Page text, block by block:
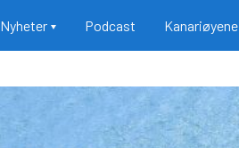
Main navigation
Nyheter Podcast Kanariøyene